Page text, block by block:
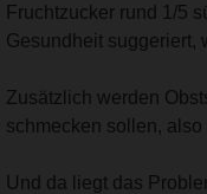
Fruchtzucker rund 1/5
Gesundheit suggeriert,
Zusätzlich werden
schmecken sollen,
Und da liegt das